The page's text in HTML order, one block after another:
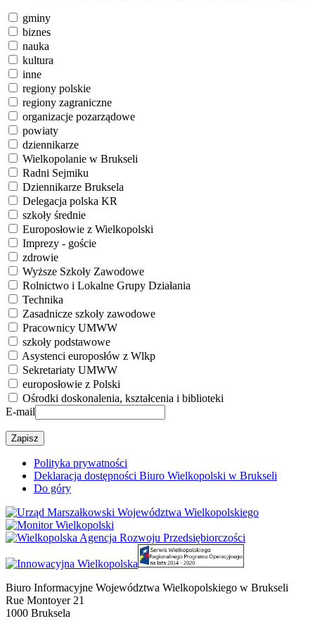
gminy
biznes
nauka
kultura
inne
regiony polskie
regiony zagraniczne
organizacje pozarządowe
powiaty
dziennikarze
Wielkopolanie w Brukseli
Radni Sejmiku
Dziennikarze Bruksela
Delegacja polska KR
szkoły średnie
Europosłowie z Wielkopolski
Imprezy - goście
zdrowie
Wyższe Szkoły Zawodowe
Rolnictwo i Lokalne Grupy Działania
Technika
Zasadnicze szkoły zawodowe
Pracownicy UMWW
szkoły podstawowe
Asystenci europosłów z Wlkp
Sekretariaty UMWW
europosłowie z Polski
Ośrodki doskonalenia, kształcenia i biblioteki
E-mail
Polityka prywatności
Deklaracja dostępności Biuro Wielkopolski w Brukseli
Do góry
Biuro Informacyjne Województwa Wielkopolskiego w Brukseli
Rue Montoyer 21
1000 Bruksela